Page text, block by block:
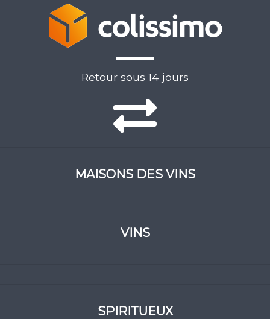
Retour sous 14 jours
MAISONS DES VINS
VINS
SPIRITUEUX